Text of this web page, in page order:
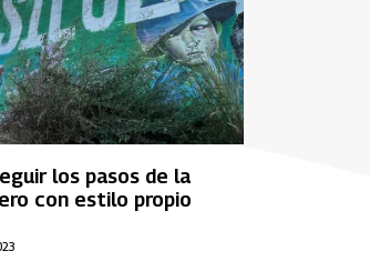
los pasos de la
con estilo propio